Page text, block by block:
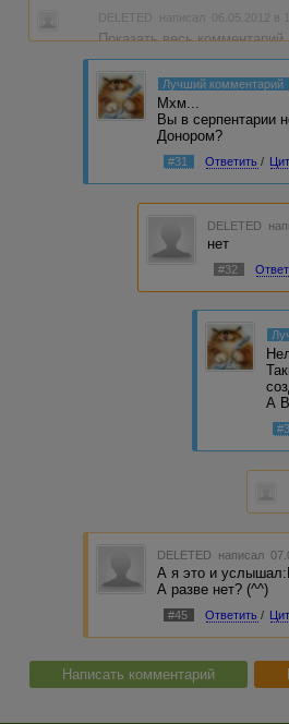
DELETED написал 06.05.2012 в
Показать весь комментарий
Лучший комментарий
Мхм...
Вы в серпентарии
Донором?
#31 Ответить /
DELETED
нет
#32
А
DELETED написал
А я это и
А разве нет? (^^)
#45 Ответить /
Написать комментарий